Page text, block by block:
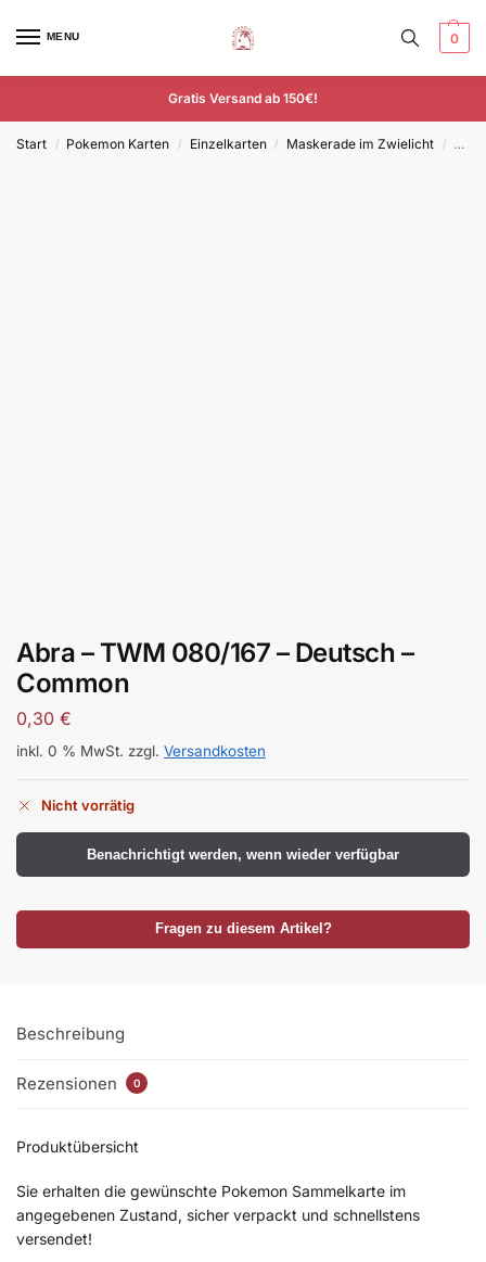
MENU 0
Gratis Versand ab 150€!
Start / Pokemon Karten / Einzelkarten / Maskerade im Zwielicht / Abra
Abra – TWM 080/167 – Deutsch –
Common
0,30 €
inkl. 0 % MwSt. zzgl. Versandkosten
Nicht vorrätig
Benachrichtigt werden, wenn wieder verfügbar
Fragen zu diesem Artikel?
Beschreibung
Rezensionen 0
Produktübersicht
Sie erhalten die gewünschte Pokemon Sammelkarte im
angegebenen Zustand, sicher verpackt und schnellstens
versendet!